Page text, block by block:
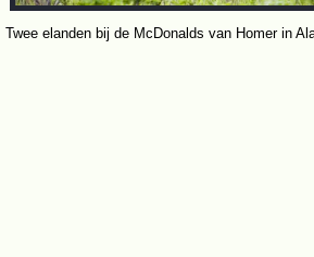
Twee elanden bij de McDonalds van Homer in